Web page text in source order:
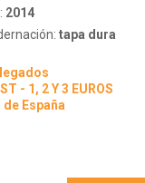
2014
tapa dura
- 1, 2 Y 3 EUROS
España